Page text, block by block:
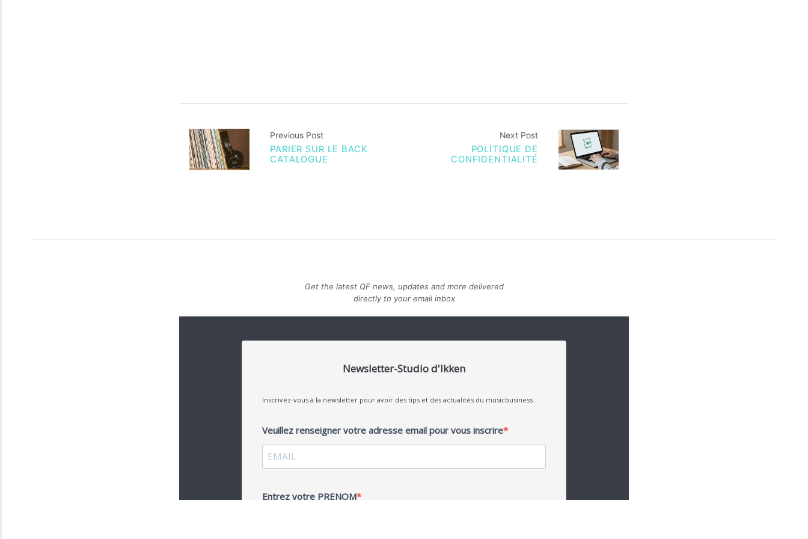
Previous Post
PARIER SUR LE BACK
CATALOGUE
Next Post
POLITIQUE DE
CONFIDENTIALITÉ
Get the latest QF news, updates and more delivered
directly to your email inbox